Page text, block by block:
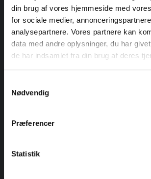
din brug af vores hjemmeside med
for sociale medier,
analysepartnere. Vores partnere kan
data med andre oplysninger, du har
de har indsamlet fra din brug af deres
Nødvendig
Præferencer
Statistik
Guld
449 KR
museer
1 person
Kan benyttes til Bork